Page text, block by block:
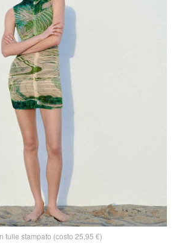
tulle stampato (costo 25,95 €)